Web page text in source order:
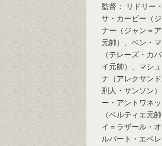
監督： リドリー
サ・カービー（
ナー（ジャン＝
元帥）、ベン・
（テレーズ・カ
イ元帥）、マシ
ナ（アレクサン
刑人・サンソン
ー・アントワネ
（ベルティエ元
イ＝ラザール・
ルパート・エベ